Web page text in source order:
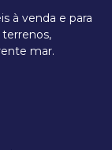
à venda e para
terrenos,
mar.